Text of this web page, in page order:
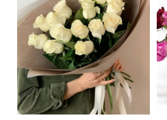
15 роз Эквадор 50 см